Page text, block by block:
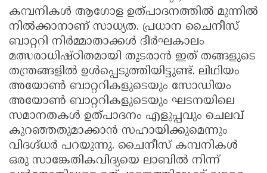
കമ്പനികൾ ആഗോള ഉത്പാദനത്തിൽ മുന്നിൽ
നിൽക്കാനാണ് സാധ്യത. പ്രധാന ചൈനീസ്
ബാറ്ററി നിർമ്മാതാക്കൾ ദീർഘകാലം
മത്സരാധിഷ്ഠിതമായി തുടരാൻ ഇത് തങ്ങളുടെ
തന്ത്രങ്ങളിൽ ഉൾപ്പെടുത്തിയിട്ടുണ്ട്. ലിഥിയം
അയോൺ ബാറ്ററികളുടെയും സോഡിയം
അയോൺ ബാറ്ററികളുടെയും ഘടനയിലെ
സമാനതകൾ ഉത്പാദനം എളുപ്പവും ചെലവ്
കുറഞ്ഞതുമാക്കാൻ സഹായിക്കുമെന്നും
വിദഗ്ദ്ധർ പറയുന്നു. ചൈനീസ് കമ്പനികൾ
ഒരു സാങ്കേതികവിദ്യയെ ലാബിൽ നിന്ന്